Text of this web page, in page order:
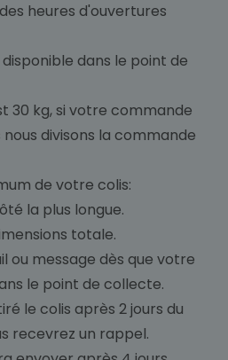
heures d'ouvertures
disponible dans le point de
30 kg, si votre commande
divisons la commande
de votre colis:
la plus longue.
totale.
ou message dès que votre
le point de collecte.
le colis après 2 jours du
recevrez un rappel.